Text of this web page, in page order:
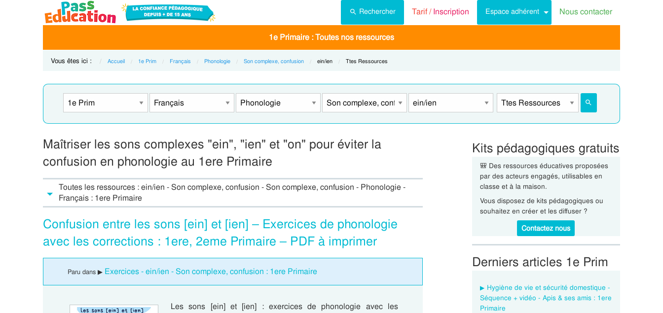
Rechercher Tarif /Inscription Espace adhérent Nous contacter
1e Primaire : Toutes nos ressources
Vous êtes ici : Accueil 1e Prim Français Phonologie Son complexe, confusion Current:
ein/ien Current:
Ttes Ressources
Maîtriser les sons complexes "ein", "ien" et "on" pour éviter la
confusion en phonologie au 1ere Primaire
Toutes les ressources : ein/ien - Son complexe, confusion - Son complexe, confusion - Phonologie -
Français : 1ere Primaire
Confusion entre les sons [ein] et [ien] – Exercices de phonologie
avec les corrections : 1ere, 2eme Primaire – PDF à imprimer
Paru dans ▶ Exercices - ein/ien - Son complexe, confusion : 1ere Primaire
Les sons [ein] et [ien] : exercices de phonologie avec les
Kits pédagogiques gratuits
🎒 Des ressources éducatives proposées
par des acteurs engagés, utilisables en
classe et à la maison.
Vous disposez de kits pédagogiques ou
souhaitez en créer et les diffuser ?
Contactez nous
Derniers articles 1e Prim
Hygiène de vie et sécurité domestique -
Séquence + vidéo - Apis & ses amis : 1ere
Primaire